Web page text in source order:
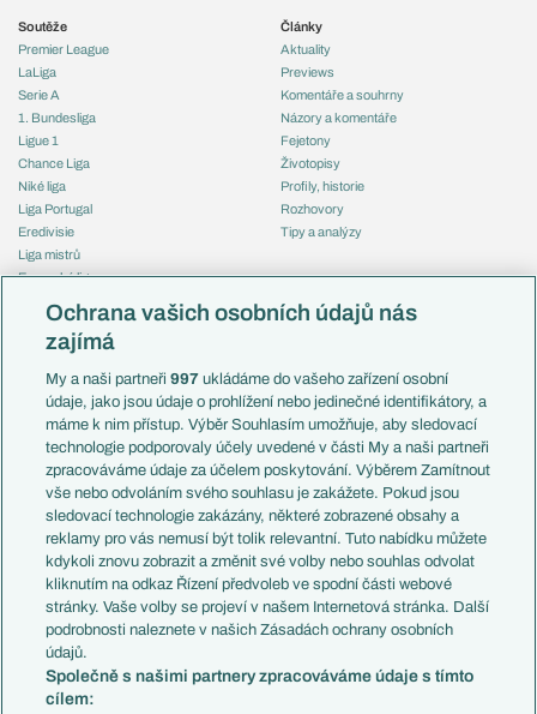
Soutěže
Premier League
LaLiga
Serie A
1. Bundesliga
Ligue 1
Chance Liga
Niké liga
Liga Portugal
Eredivisie
Liga mistrů
Evropská liga
Mistrovství světa
Liga národů
Témata
Představení týmů MS
EuroSkauting
PL v kostce
Evropské koeficienty
Přestupy
Přestupové spekulace
Zranění
Kluby
Arsenal FC
Chelsea FC
Manchester United
AC Milán
Články
Aktuality
Previews
Komentáře a souhrny
Názory a komentáře
Fejetony
Životopisy
Profily, historie
Rozhovory
Tipy a analýzy
Česko
Francie
Itálie
Německo
Španělsko
Argentina
Brazílie
Přestupy
Zápasy
Livescore
Tipovací soutěž
Ochrana vašich osobních údajů nás
zajímá
My a naši partneři997 ukládáme do vašeho zařízení osobní
údaje, jako jsou údaje o prohlížení nebo jedinečné identifikátory, a
máme k nim přístup. Výběr Souhlasím umožňuje, aby sledovací
technologie podporovaly účely uvedené v části My a naši partneři
zpracováváme údaje za účelem poskytování. Výběrem Zamítnout
vše nebo odvoláním svého souhlasu je zakážete. Pokud jsou
sledovací technologie zakázány, některé zobrazené obsahy a
reklamy pro vás nemusí být tolik relevantní. Tuto nabídku můžete
kdykoli znovu zobrazit a změnit své volby nebo souhlas odvolat
kliknutím na odkaz Řízení předvoleb ve spodní části webové
stránky. Vaše volby se projeví v našem Internetová stránka. Další
podrobnosti naleznete v našich Zásadách ochrany osobních
údajů.
Společně s našimi partnery zpracováváme údaje s tímto
cílem: